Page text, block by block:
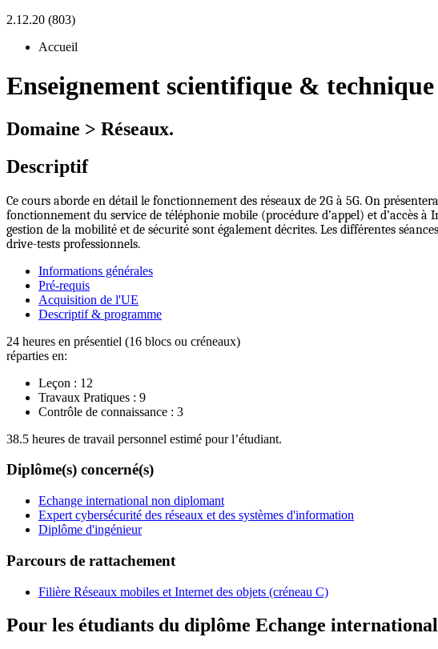
2.12.20 (803)
Accueil
Enseignement scientifique & technique
Domaine > Réseaux.
Descriptif
Ce cours aborde en détail le fonctionnement des réseaux de 2G à 5G. On
fonctionnement du service de téléphonie mobile (procédure d’appel) et d’accès
gestion de la mobilité et de sécurité sont également décrites. Les différentes
drive-tests professionnels.
Informations générales
Pré-requis
Acquisition de l'UE
Descriptif & programme
24 heures en présentiel (16 blocs ou créneaux)
réparties en:
Leçon : 12
Travaux Pratiques : 9
Contrôle de connaissance : 3
38.5 heures de travail personnel estimé pour l’étudiant.
Diplôme(s) concerné(s)
Echange international non diplomant
Expert cybersécurité des réseaux et des systèmes d'information
Diplôme d'ingénieur
Parcours de rattachement
Filière Réseaux mobiles et Internet des objets (créneau C)
Pour les étudiants du diplôme Echange